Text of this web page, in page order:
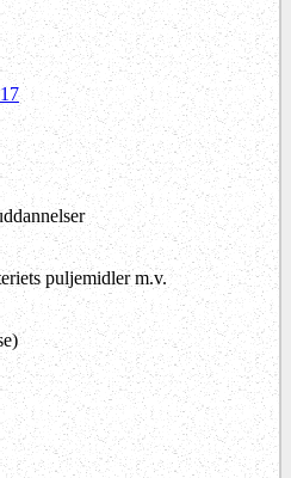
puljemidler m.v.